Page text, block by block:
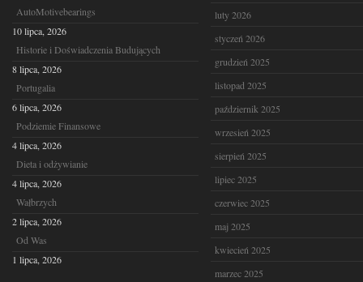
AutoMotivebearings
10 lipca, 2026
Historie i Doświadczenia Budujących
8 lipca, 2026
Portugalia
6 lipca, 2026
Podziemie Finansowe
4 lipca, 2026
Dieta i odżywianie
4 lipca, 2026
Wałbrzych
2 lipca, 2026
Od Was
1 lipca, 2026
luty 2026
styczeń 2026
grudzień 2025
listopad 2025
październik 2025
wrzesień 2025
sierpień 2025
lipiec 2025
czerwiec 2025
maj 2025
kwiecień 2025
marzec 2025